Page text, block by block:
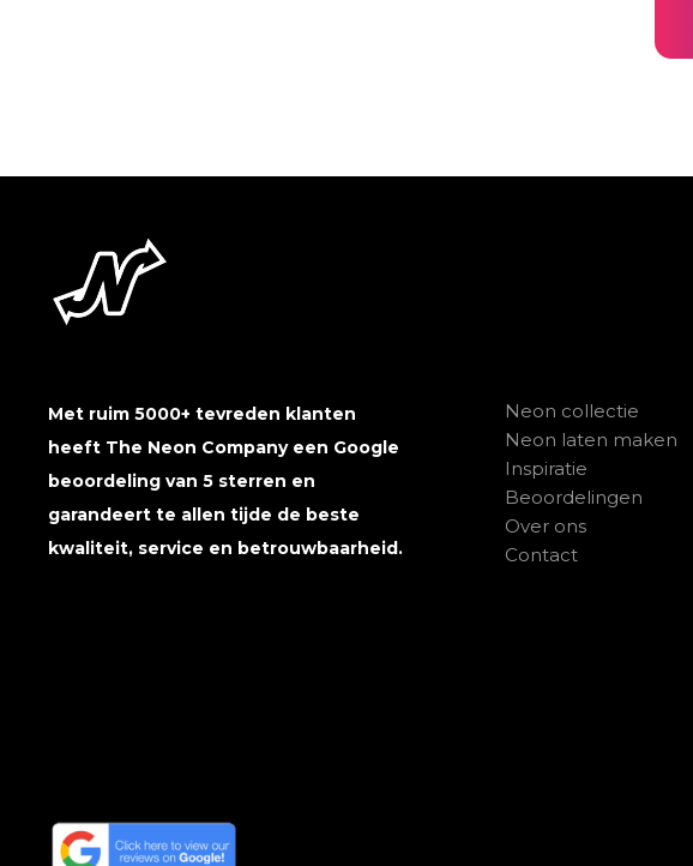
Met ruim 5000+ tevreden klanten
heeft The Neon Company een Google
beoordeling van 5 sterren en
garandeert te allen tijde de beste
kwaliteit, service en betrouwbaarheid.
Neon collectie
Neon laten maken
Inspiratie
Beoordelingen
Over ons
Contact